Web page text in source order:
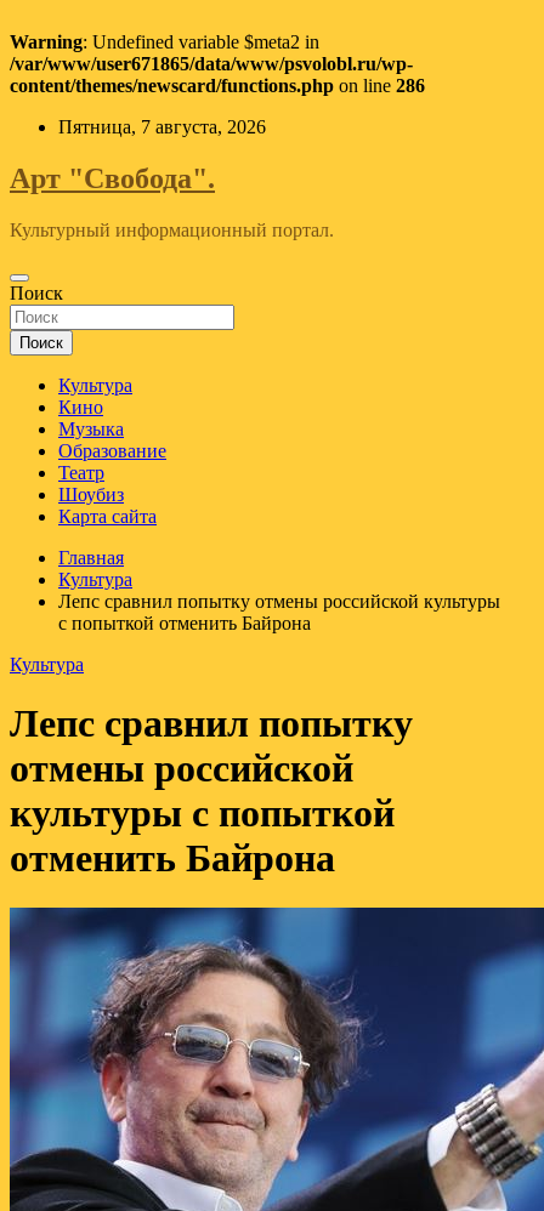
Warning: Undefined variable $meta2 in
/var/www/user671865/data/www/psvolobl.ru/wp-
content/themes/newscard/functions.php on line 286
Перейти
содержимому
Пятница, 7 августа, 2026
Арт "Свобода".
Культурный информационный портал.
Поиск
Поиск
Культура
Кино
Музыка
Образование
Театр
Шоубиз
Карта сайта
Главная
Культура
Лепс сравнил попытку отмены российской культуры
с попыткой отменить Байрона
Культура
Лепс сравнил попытку
отмены российской
культуры с попыткой
отменить Байрона